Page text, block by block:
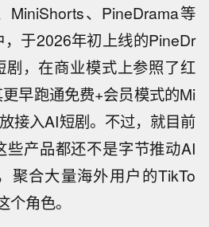
MiniShorts、PineDrama等
于2026年初上线的PineDr
，在商业模式上参照了红
早跑通免费+会员模式的Mi
接入AI短剧。不过，就目前
些产品都还不是字节推动AI
聚合大量海外用户的TikTo
角色。